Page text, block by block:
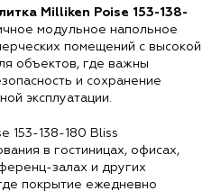
Milliken Poise 153-138-
модульное напольное
помещений с высокой
объектов, где важны
и сохранение
эксплуатации.
153-138-180 Bliss
в гостиницах, офисах,
залах и других
покрытие ежедневно